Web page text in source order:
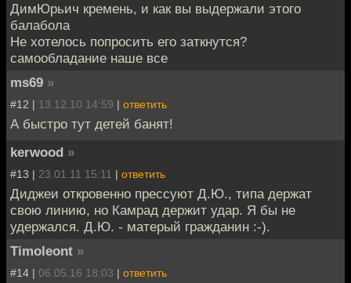
ДимЮрьич кремень, и как вы выдержали этого
балабола
Не хотелось попросить его заткнутся?
самообладание наше все
ms69 »
#12 | 13.12.10 14:59 | ответить
А быстро тут детей банят!
kerwood »
#13 | 23.01.11 15:11 | ответить
Диджеи откровенно прессуют Д.Ю., типа держат
свою линию, но Камрад держит удар. Я бы не
удержался. Д.Ю. - матерый гражданин :-).
Timoleont »
#14 | 06.05.16 18:03 | ответить